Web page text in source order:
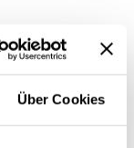
Über Cookies